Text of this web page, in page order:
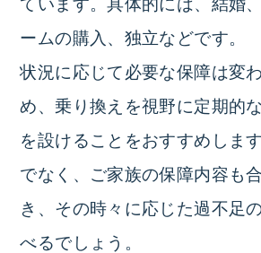
ームの購入、独立などです。
状況に応じて必要な保障は変
め、乗り換えを視野に定期的
を設けることをおすすめしま
でなく、ご家族の保障内容も
き、その時々に応じた過不足
べるでしょう。